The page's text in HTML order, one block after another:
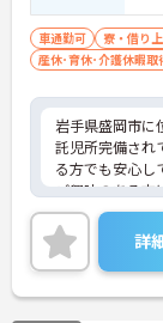
車通勤可 寮・借り
産休･育休･介護休暇取
岩手県盛岡市に
託児所完備され
る方でも安心し
ご興味のある方
詳